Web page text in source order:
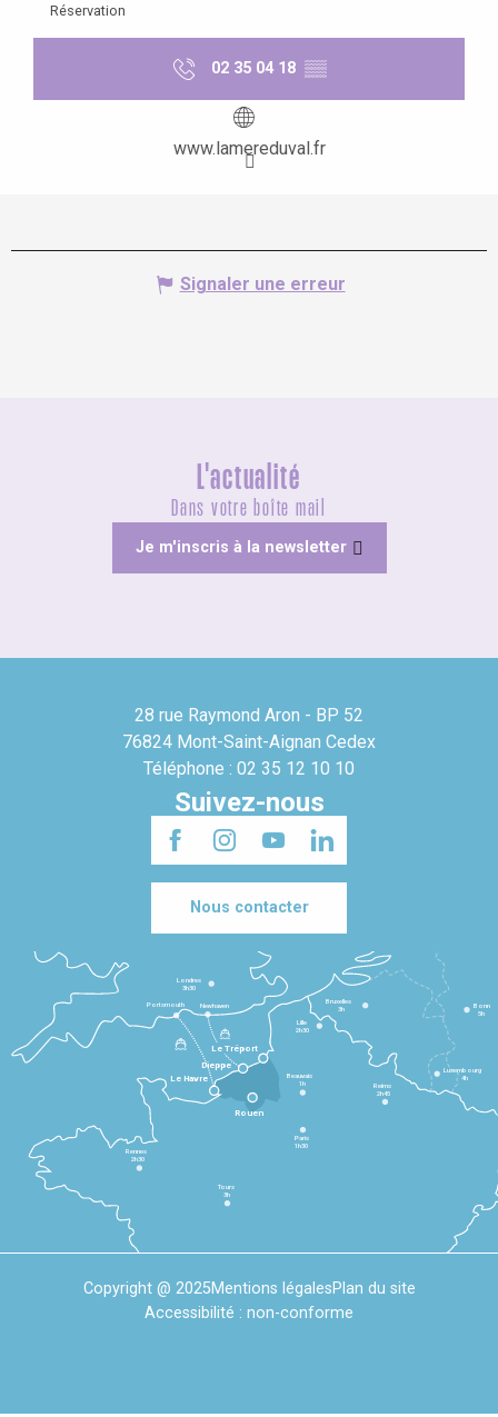
Réservation
02 35 04 18 ▒▒
www.lamereduval.fr
Signaler une erreur
L'actualité
Dans votre boîte mail
Je m'inscris à la newsletter
28 rue Raymond Aron - BP 52
76824 Mont-Saint-Aignan Cedex
Téléphone : 02 35 12 10 10
Suivez-nous
Nous contacter
Le Havre
Dieppe
Le Tréport
Rennes
2h30
Tours
3h
Paris
1h30
Beauvais
1h
Reims
2h45
Lille
2h30
Bruxelles
3h
Londres
3h30
Newhaven
Portsmouth
Bonn
5h
Luxembourg
4h
Rouen
Copyright @ 2025Mentions légalesPlan du site
Accessibilité : non-conforme